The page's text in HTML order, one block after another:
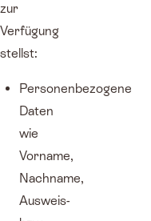
zur
Verfügung
stellst:
Personenbezogene
Daten
wie
Vorname,
Nachname,
Ausweis-